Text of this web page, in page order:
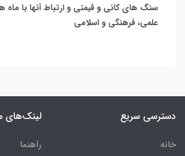
سنگ های کانی و قیمتی و ارتباط آنها با ماه
علمی، فرهنگی و اسلامی
دسترسی سریع
خانه
لینک‌های
راهنما